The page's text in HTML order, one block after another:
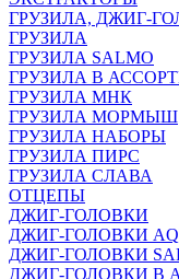
ГРУЗИЛА, ДЖИГ-
ГРУЗИЛА
ГРУЗИЛА SALMO
ГРУЗИЛА В
ГРУЗИЛА МНК
ГРУЗИЛА МОРМЫШ
ГРУЗИЛА НАБОРЫ
ГРУЗИЛА ПИРС
ГРУЗИЛА СЛАВА
ОТЦЕПЫ
ДЖИГ-ГОЛОВКИ
ДЖИГ-ГОЛОВКИ
ДЖИГ-ГОЛОВКИ
ДЖИГ-ГОЛОВКИ В